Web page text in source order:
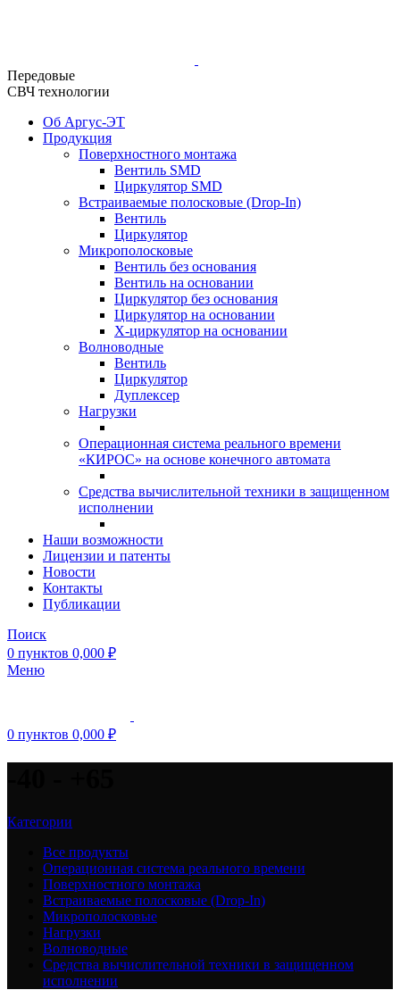
Передовые
СВЧ технологии
Об Аргус-ЭТ
Продукция
Поверхностного монтажа
Вентиль SMD
Циркулятор SMD
Встраиваемые полосковые (Drop-In)
Вентиль
Циркулятор
Микрополосковые
Вентиль без основания
Вентиль на основании
Циркулятор без основания
Циркулятор на основании
Х-циркулятор на основании
Волноводные
Вентиль
Циркулятор
Дуплексер
Нагрузки
Операционная система реального времени
«КИРОС» на основе конечного автомата
Средства вычислительной техники в защищенном
исполнении
Наши возможности
Лицензии и патенты
Новости
Контакты
Публикации
Поиск
0 пунктов 0,000 ₽
Меню
0 пунктов 0,000 ₽
Категории
Все продукты
Операционная система реального времени
Поверхностного монтажа
Встраиваемые полосковые (Drop-In)
Микрополосковые
Нагрузки
Волноводные
Средства вычислительной техники в защищенном
исполнении